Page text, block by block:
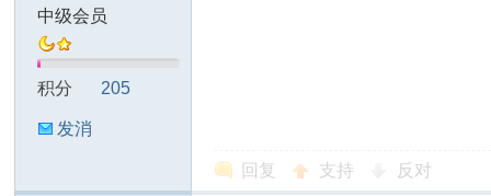
中级会员
积分 205
发消
回复 支持 反对